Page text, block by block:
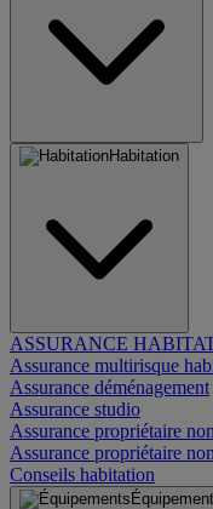
Habitation
ASSURANCE
Assurance multirisque
Assurance déménagement
Assurance studio
Assurance propriétaire
Assurance propriétaire
Conseils habitation